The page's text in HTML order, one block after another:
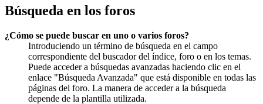
Búsqueda en los foros
¿Cómo se puede buscar en uno o varios foros?
Introduciendo un término de búsqueda en el campo
correspondiente del buscador del índice, foro o en los temas.
Puede acceder a búsquedas avanzadas haciendo clic en el
enlace "Búsqueda Avanzada" que está disponible en todas las
páginas del foro. La manera de acceder a la búsqueda
depende de la plantilla utilizada.